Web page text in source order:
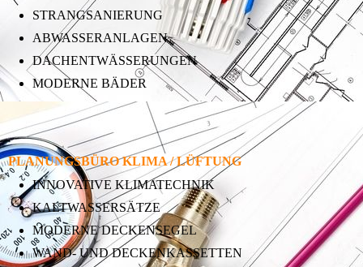
STRANGSANIERUNG
ABWASSERANLAGEN
DACHENTWÄSSERUNGEN
MODERNE BÄDER
PLANUNGSBÜRO KLIMA / LÜFTUNG
INNOVATIVE KLIMATECHNIK
KALTWASSERSÄTZE
MODERNE DECKENSEGEL
WAND- UND DECKENKASSETTEN